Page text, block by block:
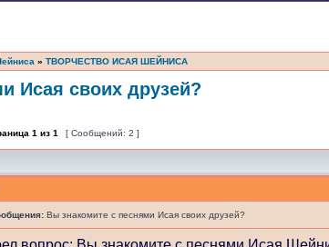
» ТВОРЧЕСТВО ИСАЯ ШЕЙНИСА
Исая своих друзей?
1 из 1 [ Сообщений: 2 ]
Вы знакомите с песнями Исая своих друзей?